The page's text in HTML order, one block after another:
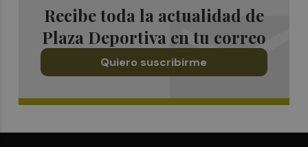
Recibe toda la actualidad de
Plaza Deportiva en tu correo
Quiero suscribirme